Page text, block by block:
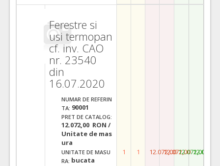
Ferestre si
usi termopan
cf. inv. CAO
nr. 23540
din
16.07.2020
NUMAR DE REFERIN
TA: 90001
PRET DE CATALOG:
12.072,00 RON /
Unitate de mas
ura
UNITATE DE MASU
RA: bucata
1 1 12.072,0012.072,0012.072,00